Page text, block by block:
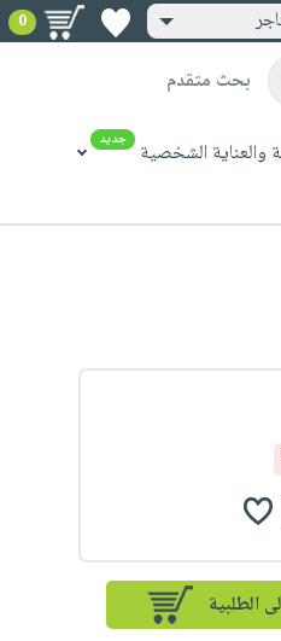
0
بحث متقدم
والعناية الشخصية جديد
الطلبية